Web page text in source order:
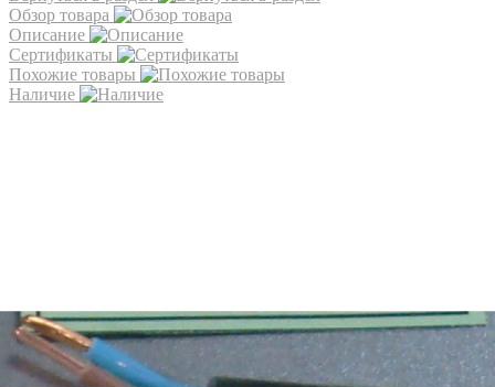
Обзор товара
Описание
Сертификаты
Похожие товары
Наличие